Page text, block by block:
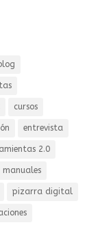
cursos
entrevista
2.0
manuales
pizarra digital